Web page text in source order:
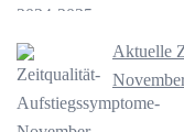
Aktuelle